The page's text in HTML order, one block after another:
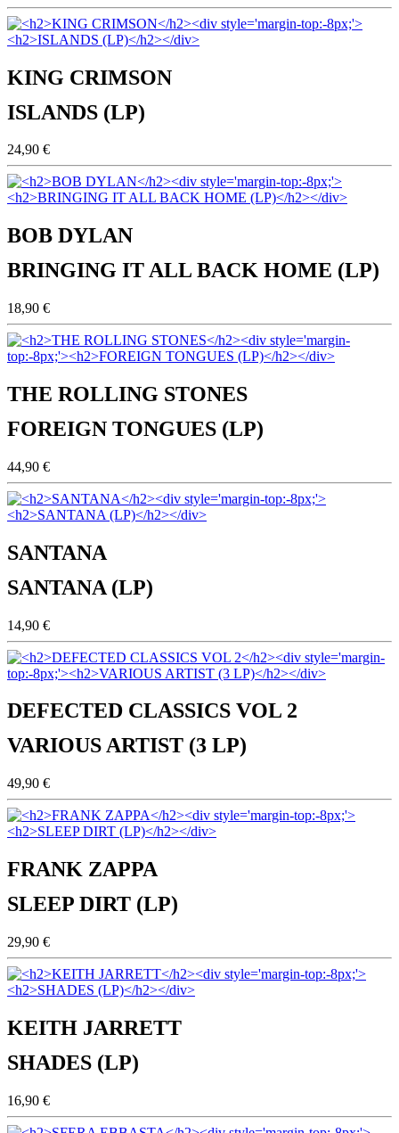
KING CRIMSON
ISLANDS (LP)
24,90 €
BOB DYLAN
BRINGING IT ALL BACK HOME (LP)
18,90 €
THE ROLLING STONES
FOREIGN TONGUES (LP)
44,90 €
SANTANA
SANTANA (LP)
14,90 €
DEFECTED CLASSICS VOL 2
VARIOUS ARTIST (3 LP)
49,90 €
FRANK ZAPPA
SLEEP DIRT (LP)
29,90 €
KEITH JARRETT
SHADES (LP)
16,90 €